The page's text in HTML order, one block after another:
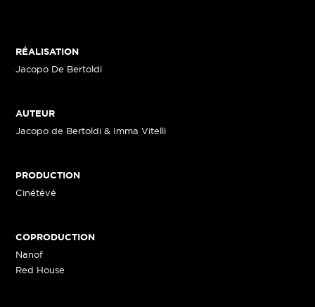
RÉALISATION
Jacopo De Bertoldi
AUTEUR
Jacopo de Bertoldi & Imma Vitelli
PRODUCTION
Cinétévé
COPRODUCTION
Nanof
Red House